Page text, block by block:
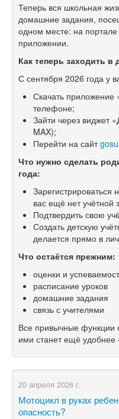
Теперь вся школьная
домашние задания,
одном месте: на портале
приложении.
Как теперь заходить в
С сентября 2026 года у
Скачать приложение
телефоне;
Зайти через виджет
MAX);
Перейти на сайт
Что нужно сделать
года:
Зарегистрироваться
вас ещё нет учётной
Подтвердить свою
Создать детскую
делается прямо в
Что остаётся прежним:
оценки и
расписание уроков
домашние задания
связь с учителями
Все привычные функции
ими станет ещё удобнее
20 апреля 2026 г.
Мотоцикл в руках
опасность?